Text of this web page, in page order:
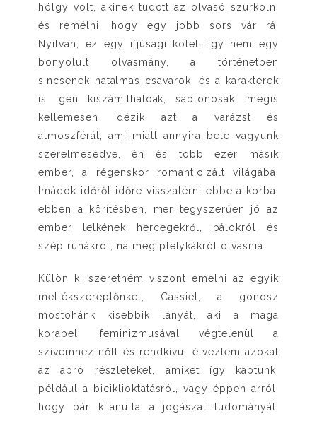
hölgy volt, akinek tudott az olvasó szurkolni
és remélni, hogy egy jobb sors vár rá.
Nyilván, ez egy ifjúsági kötet, így nem egy
bonyolult olvasmány, a történetben
sincsenek hatalmas csavarok, és a karakterek
is igen kiszámíthatóak, sablonosak, mégis
kellemesen idézik azt a varázst és
atmoszférát, ami miatt annyira bele vagyunk
szerelmesedve, én és több ezer másik
ember, a régenskor romanticizált világába.
Imádok időről-időre visszatérni ebbe a korba,
ebben a körítésben, mer tegyszerűen jó az
ember lelkének hercegekről, bálokról és
szép ruhákról, na meg pletykákról olvasnia.
Külön ki szeretném viszont emelni az egyik
mellékszereplőnket, Cassiet, a gonosz
mostohánk kisebbik lányát, aki a maga
korabeli feminizmusával végtelenül a
szívemhez nőtt és rendkívül élveztem azokat
az apró részleteket, amiket így kaptunk,
például a biciklioktatásról, vagy éppen arról,
hogy bár kitanulta a jogászat tudományát,